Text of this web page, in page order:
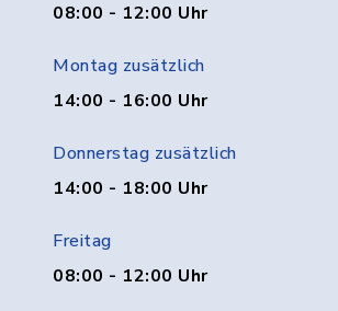
08:00 - 12:00 Uhr
Montag zusätzlich
14:00 - 16:00 Uhr
Donnerstag zusätzlich
14:00 - 18:00 Uhr
Freitag
08:00 - 12:00 Uhr